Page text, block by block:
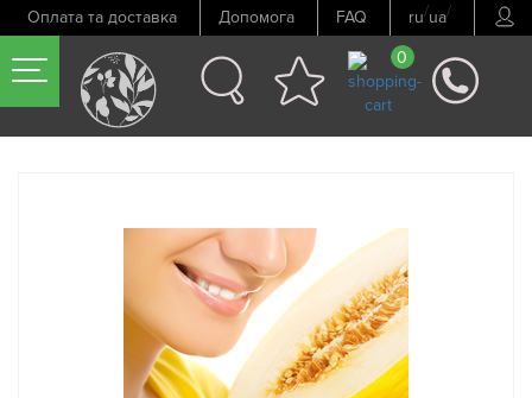
Оплата та доставка Допомога FAQ ru/ua/
0
Попередній товар Наступний товар